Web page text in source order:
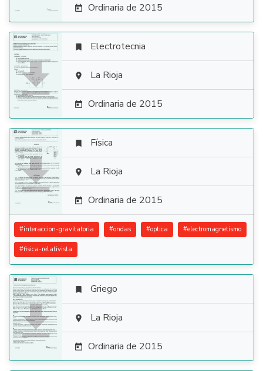
 Ordinaria de 2015

 Electrotecnia
 La Rioja
 Ordinaria de 2015

 Física
 La Rioja
 Ordinaria de 2015
#interaccion-gravitatoria #ondas #optica #electromagnetismo
#fisica-relativista

 Griego
 La Rioja
 Ordinaria de 2015